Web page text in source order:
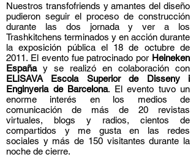
Nuestros transfofriends y amantes del diseño
pudieron seguir el proceso de construcción
durante las dos jornada y ver a los
Trashkitchens terminados y en acción durante
la exposición pública el 18 de octubre de
2011. El evento fue patrocinado por Heineken
Españay se realizó en colaboración con
ELISAVA Escola Superior de Disseny i
Enginyeria de Barcelona. El evento tuvo un
enorme interés en los medios de
comunicación de más de 20 revistas
virtuales, blogs y radios, cientos de
compartidos y me gusta en las redes
sociales y más de 150 visitantes durante la
noche de cierre.